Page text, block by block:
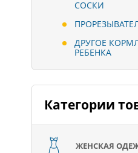
СОСКИ
ДРУГОЕ
РЕБЕНКА
Категории
ЖЕНСКАЯ